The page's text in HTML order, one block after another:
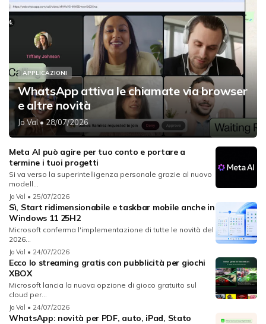
APPLICAZIONI
WhatsApp attiva le chiamate via browser
e altre novità
Jo Val• 28/07/2026
Meta AI può agire per tuo conto e portare a
termine i tuoi progetti
Si va verso la superintelligenza personale grazie al nuovo
modell...
Jo Val • 25/07/2026
Sì, Start ridimensionabile e taskbar mobile anche in
Windows 11 25H2
Microsoft conferma l'implementazione di tutte le novità del
2026...
Jo Val • 24/07/2026
Ecco lo streaming gratis con pubblicità per giochi
XBOX
Microsoft lancia la nuova opzione di gioco gratuito sul
cloud per...
Jo Val • 24/07/2026
WhatsApp: novità per PDF, auto, iPad, Stato